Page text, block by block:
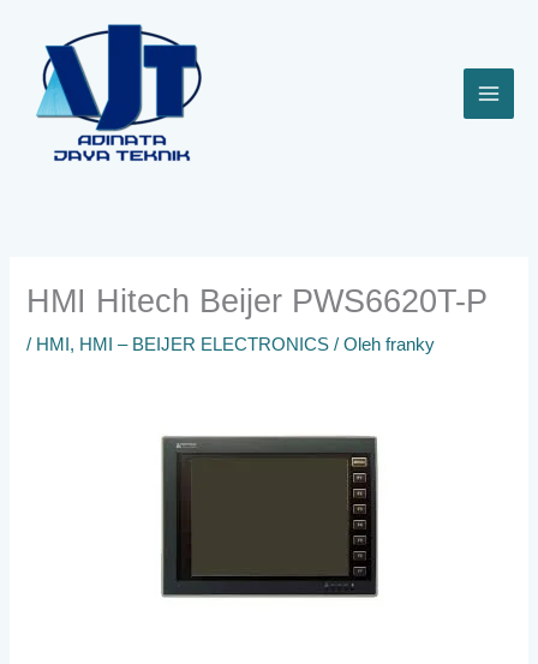
konten
HMI Hitech Beijer PWS6620T-P
/ HMI , HMI – BEIJER ELECTRONICS / Olehfranky